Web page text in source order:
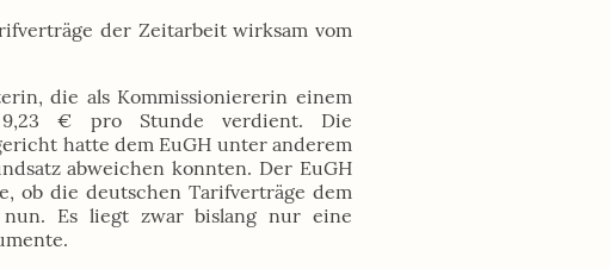
der Zeitarbeit wirksam vom
die als Kommissioniererin einem
9,23 € pro Stunde verdient. Die
hatte dem EuGH unter anderem
abweichen konnten. Der EuGH
ob die deutschen Tarifverträge dem
nun. Es liegt zwar bislang nur eine